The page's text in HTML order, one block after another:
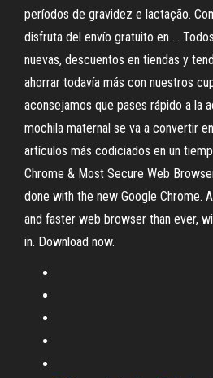
períodos de gravidez e lactação.
disfruta del envío gratuito en ...
nuevas, descuentos en tiendas y
ahorrar todavía más con nuestros
aconsejamos que pases rápido a la
mochila maternal se va a convertir
artículos más codiciados en un
Chrome & Most Secure Web
done with the new Google Chrome.
and faster web browser than ever,
in. Download now.